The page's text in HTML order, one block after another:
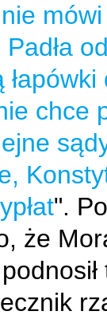
łapówki
chce
".
że